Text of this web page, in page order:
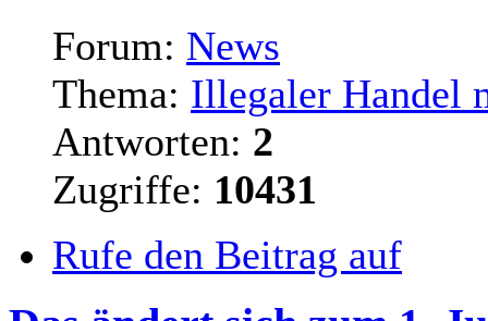
Forum: News
Thema: Illegaler Handel
Antworten: 2
Zugriffe: 10431
Rufe den Beitrag auf